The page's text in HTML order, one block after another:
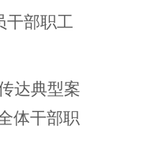
干部职工
达典型案
体干部职